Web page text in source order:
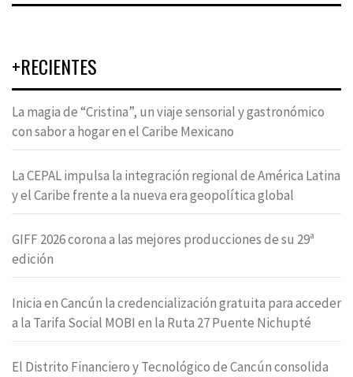
+RECIENTES
La magia de “Cristina”, un viaje sensorial y gastronómico
con sabor a hogar en el Caribe Mexicano
La CEPAL impulsa la integración regional de América Latina
y el Caribe frente a la nueva era geopolítica global
GIFF 2026 corona a las mejores producciones de su 29ª
edición
Inicia en Cancún la credencialización gratuita para acceder
a la Tarifa Social MOBI en la Ruta 27 Puente Nichupté
El Distrito Financiero y Tecnológico de Cancún consolida